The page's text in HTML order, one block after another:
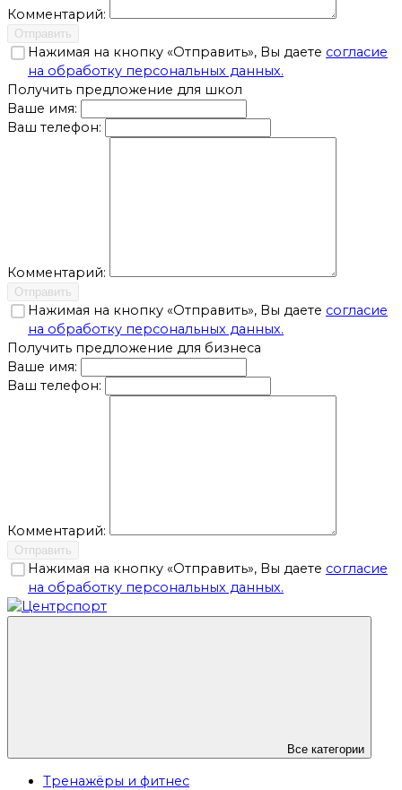
Комментарий:
Отправить
Нажимая на кнопку «Отправить», Вы даете согласие
на обработку персональных данных.
Получить предложение для школ
Ваше имя:
Ваш телефон:
Комментарий:
Отправить
Нажимая на кнопку «Отправить», Вы даете согласие
на обработку персональных данных.
Получить предложение для бизнеса
Ваше имя:
Ваш телефон:
Комментарий:
Отправить
Нажимая на кнопку «Отправить», Вы даете согласие
на обработку персональных данных.
Все категории
Тренажёры и фитнес